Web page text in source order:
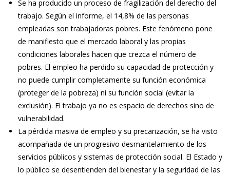
Se ha producido un proceso de fragilización del derecho del
trabajo. Según el informe, el 14,8% de las personas
empleadas son trabajadoras pobres. Este fenómeno pone
de manifiesto que el mercado laboral y las propias
condiciones laborales hacen que crezca el número de
pobres. El empleo ha perdido su capacidad de protección y
no puede cumplir completamente su función económica
(proteger de la pobreza) ni su función social (evitar la
exclusión). El trabajo ya no es espacio de derechos sino de
vulnerabilidad.
La pérdida masiva de empleo y su precarización, se ha visto
acompañada de un progresivo desmantelamiento de los
servicios públicos y sistemas de protección social. El Estado y
lo público se desentienden del bienestar y la seguridad de las